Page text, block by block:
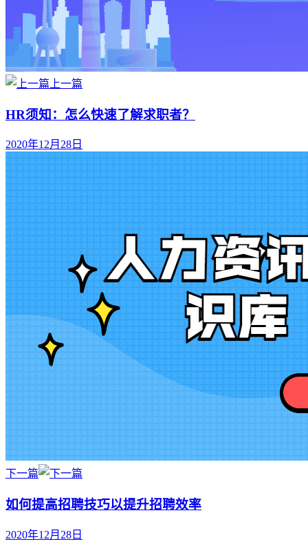
上一篇
HR须知：怎么快速了解求职者？
2020年12月28日
下一篇
如何提高招聘技巧以提升招聘效率
2020年12月28日